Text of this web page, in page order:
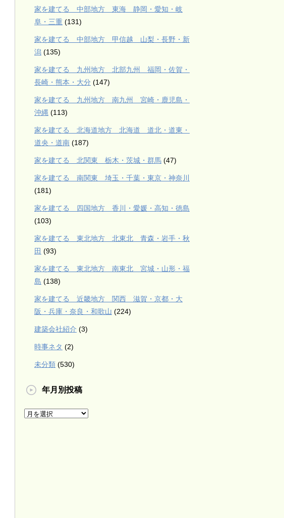
家を建てる 中部地方 東海 静岡・愛知・岐
阜・三重 (131)
家を建てる 中部地方 甲信越 山梨・長野・新
潟 (135)
家を建てる 九州地方 北部九州 福岡・佐賀・
長崎・熊本・大分 (147)
家を建てる 九州地方 南九州 宮崎・鹿児島・
沖縄 (113)
家を建てる 北海道地方 北海道 道北・道東・
道央・道南 (187)
家を建てる 北関東 栃木・茨城・群馬 (47)
家を建てる 南関東 埼玉・千葉・東京・神奈川
(181)
家を建てる 四国地方 香川・愛媛・高知・徳島
(103)
家を建てる 東北地方 北東北 青森・岩手・秋
田 (93)
家を建てる 東北地方 南東北 宮城・山形・福
島 (138)
家を建てる 近畿地方 関西 滋賀・京都・大
阪・兵庫・奈良・和歌山 (224)
建築会社紹介 (3)
時事ネタ (2)
未分類 (530)
年月別投稿